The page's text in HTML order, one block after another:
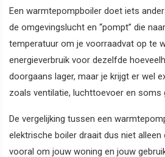
Een warmtepompboiler doet iets
de omgevingslucht en “pompt” die
temperatuur om je voorraadvat op te
energieverbruik voor dezelfde
doorgaans lager, maar je krijgt er wel
zoals ventilatie, luchttoevoer en soms
De vergelijking tussen een
elektrische boiler draait dus niet
vooral om jouw woning en jouw